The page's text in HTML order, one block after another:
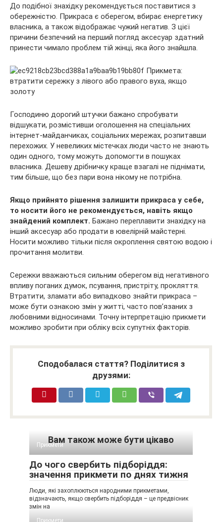
До подібної знахідку рекомендується поставитися з
обережністю. Прикраса є оберегом, вбирає енергетику
власника, а також відображає чужий негатив. З цієї
причини безпечний на перший погляд аксесуар здатний
принести чимало проблем тій жінці, яка його знайшла.
Господиню дорогий штучки бажано спробувати
відшукати, розмістивши оголошення на спеціальних
інтернет-майданчиках, соціальних мережах, розпитавши
перехожих. У невеликих містечках люди часто не знають
один одного, тому можуть допомогти в пошуках
власника. Дешеву дрібничку краще взагалі не піднімати,
тим більше, що без пари вона нікому не потрібна.
Якщо прийнято рішення залишити прикраса у себе,
то носити його не рекомендується, навіть якщо
знайдений комплект. Бажано переплавити знахідку на
інший аксесуар або продати в ювелірній майстерні.
Носити можливо тільки після окроплення святою водою і
прочитання молитви.
Сережки вважаються сильним оберегом від негативного
впливу поганих думок, псування, пристріту, прокляття.
Втратити, зламати або випадково знайти прикраса –
може бути ознакою змін у житті, часто пов’язаних з
любовними відносинами. Точну інтерпретацію прикмети
можливо зробити при обліку всіх супутніх факторів.
Сподобалася стаття? Поділитися з
друзями:
Вам також може бути цікаво
Прикмети
До чого свербить підборіддя:
значення прикмети по днях тижня
Люди, які захоплюються народними прикметами,
відзначають, якщо свербить підборіддя – це предвісник
змін на